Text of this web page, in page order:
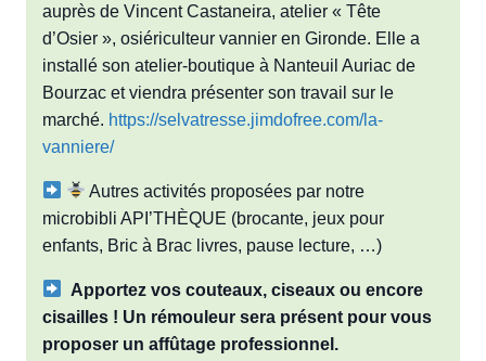
auprès de Vincent Castaneira, atelier « Tête
d’Osier », osiériculteur vannier en Gironde. Elle a
installé son atelier-boutique à Nanteuil Auriac de
Bourzac et viendra présenter son travail sur le
marché. https://selvatresse.jimdofree.com/la-
vanniere/
Autres activités proposées par notre
microbibli API’THÈQUE (brocante, jeux pour
enfants, Bric à Brac livres, pause lecture, …)
Apportez vos couteaux, ciseaux ou encore
cisailles ! Un rémouleur sera présent pour vous
proposer un affûtage professionnel.